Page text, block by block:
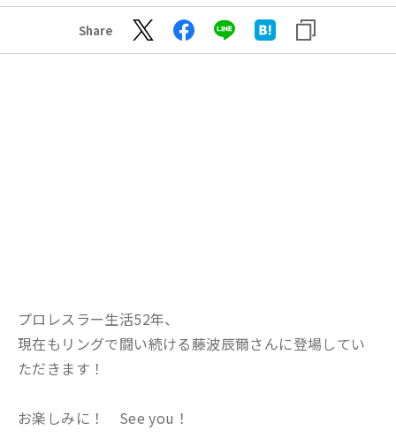
Share
プロレスラー生活52年、
現在もリングで闘い続ける藤波辰爾さんに登場してい
ただきます！
お楽しみに！ See you！